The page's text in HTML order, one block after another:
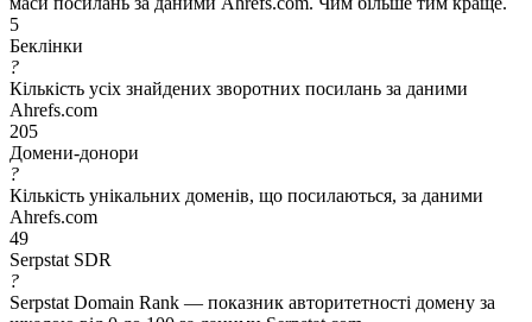
5
Беклінки
?
Кількість усіх знайдених зворотних посилань за даними
Ahrefs.com
205
Домени-донори
?
Кількість унікальних доменів, що посилаються, за даними
Ahrefs.com
49
Serpstat SDR
?
Serpstat Domain Rank — показник авторитетності домену за